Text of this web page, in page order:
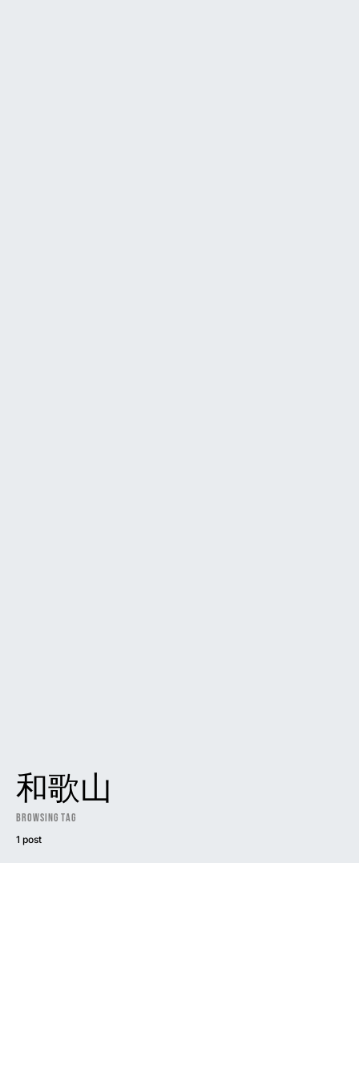
和歌山
Browsing Tag
1 post